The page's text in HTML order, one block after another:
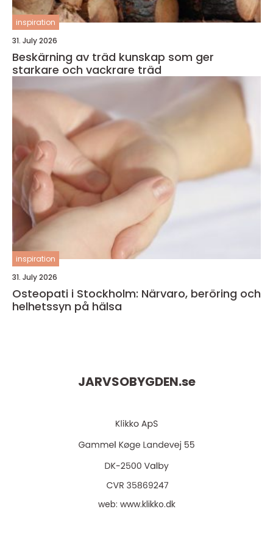
inspiration
31. July 2026
Beskärning av träd kunskap som ger
starkare och vackrare träd
inspiration
31. July 2026
Osteopati i Stockholm: Närvaro, beröring och
helhetssyn på hälsa
JARVSOBYGDEN.se
web: www.klikko.dk